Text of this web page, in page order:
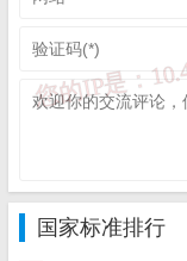
国家标准排行